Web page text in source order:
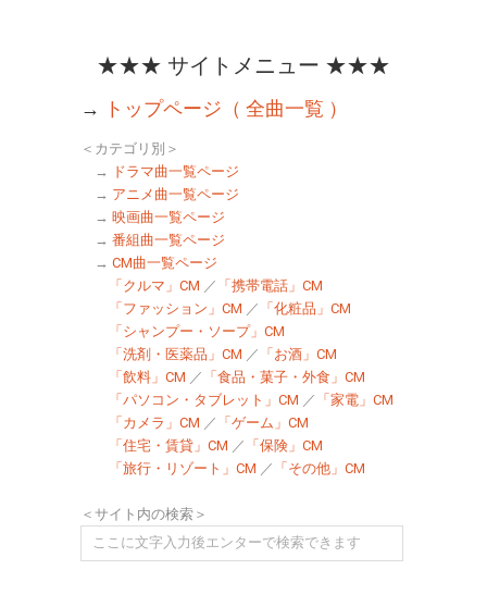
★★★ サイトメニュー ★★★
→ トップページ（ 全曲一覧 ）
＜カテゴリ別＞
→
ドラマ曲一覧ページ
→ アニメ曲一覧ページ
→ 映画曲一覧ページ
→ 番組曲一覧ページ
→ CM曲一覧ページ
「クルマ」CM ／ 「携帯電話」CM
「ファッション」CM ／ 「化粧品」CM
「シャンプー・ソープ」CM
「洗剤・医薬品」CM ／ 「お酒」CM
「飲料」CM ／ 「食品・菓子・外食」CM
「パソコン・タブレット」CM ／ 「家電」CM
「カメラ」CM ／ 「ゲーム」CM
「住宅・賃貸」CM ／ 「保険」CM
「旅行・リゾート」CM ／ 「その他」CM
＜サイト内の検索＞